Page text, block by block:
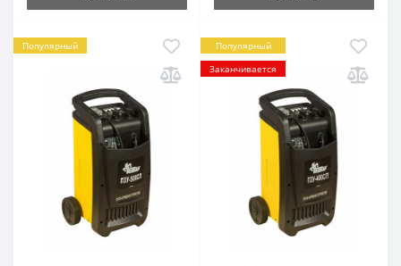
Популярный
Популярный
Заканчивается